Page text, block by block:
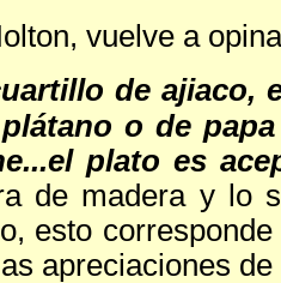
vuelve a
de ajiaco,
o de
plato es
de madera y lo
esto
apreciaciones